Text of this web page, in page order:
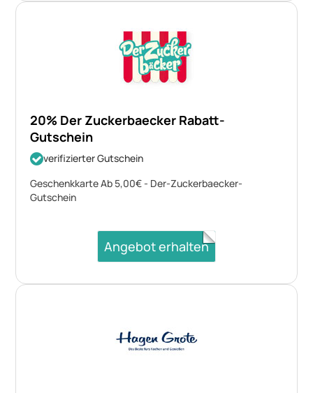
20% Der Zuckerbaecker Rabatt-
Gutschein
verifizierter Gutschein
Geschenkkarte Ab 5,00€ - Der-Zuckerbaecker-
Gutschein
Angebot erhalten